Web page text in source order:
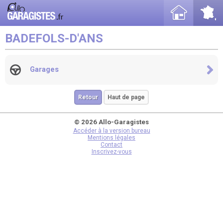
BADEFOLS-D'ANS
Garages
Retour Haut de page
© 2026 Allo-Garagistes
Accéder à la version bureau
Mentions légales
Contact
Inscrivez-vous